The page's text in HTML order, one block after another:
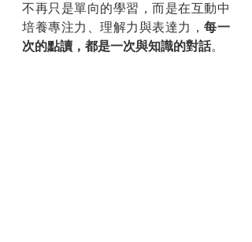
不再只是單向的學習，而是在互動中
培養專注力、理解力與表達力，每一
次的點讀，都是一次與知識的對話。